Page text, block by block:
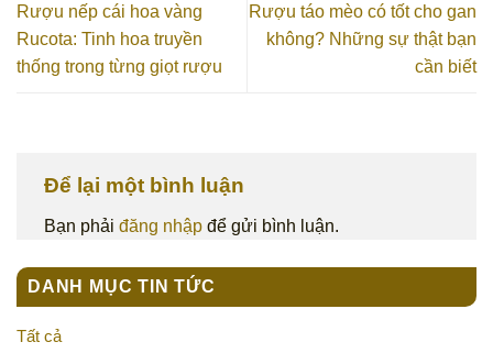
Rượu nếp cái hoa vàng
Rucota: Tinh hoa truyền
thống trong từng giọt rượu
Rượu táo mèo có tốt cho gan
không? Những sự thật bạn
cần biết
Để lại một bình luận
Bạn phải đăng nhập để gửi bình luận.
DANH MỤC TIN TỨC
Tất cả